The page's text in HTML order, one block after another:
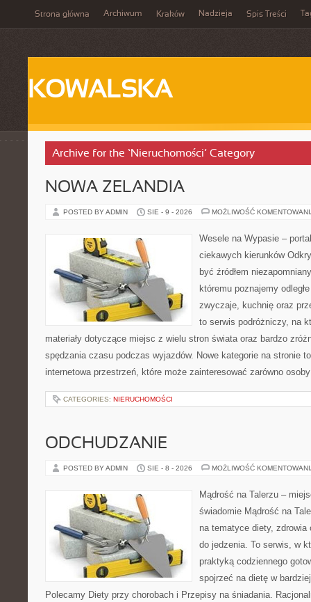
Strona główna Archiwum Kraków Nadzieja Spis Treści
KOWALSKA
Archive for the ‘Nieruchomości’ Category
NOWA ZELANDIA
POSTED BY ADMIN SIE - 9 - 2026 MOŻLIWOŚĆ
Wesele na Wypasie –
ciekawych kierunków
być źródłem
któremu poznajemy
zwyczaje, kuchnię oraz
to serwis podróżniczy, na
materiały dotyczące miejsc z wielu stron świata oraz bardzo
spędzania czasu podczas wyjazdów. Nowe kategorie na stronie
internetowa przestrzeń, które może zainteresować zarówno
CATEGORIES: NIERUCHOMOŚCI
ODCHUDZANIE
POSTED BY ADMIN SIE - 8 - 2026 MOŻLIWOŚĆ
Mądrość na Talerzu –
świadomie Mądrość na
na tematyce diety,
do jedzenia. To serwis, w
praktyką codziennego
spojrzeć na dietę w
Polecamy Diety przy chorobach i Przepisy na śniadania.